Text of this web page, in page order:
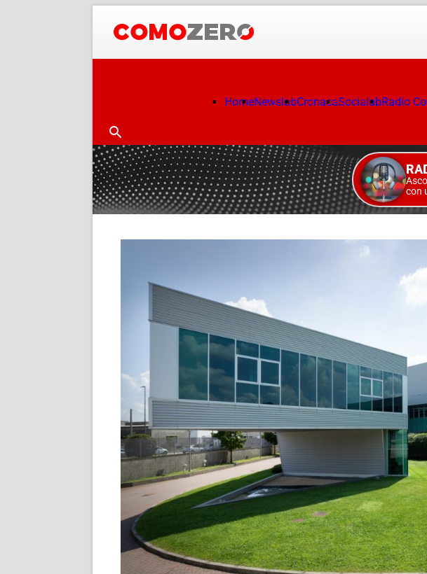
HomeNewslabCronacaSocialabRadio
con